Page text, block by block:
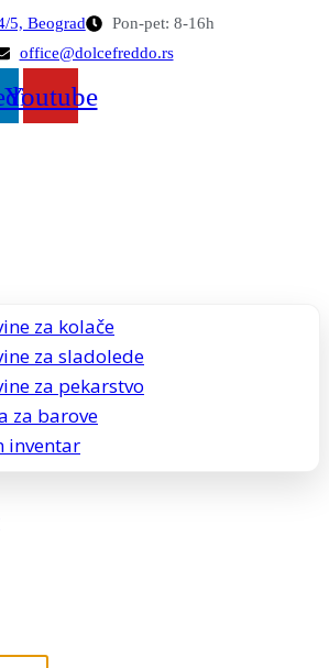
5, Beograd
Pon-pet: 8-16h
office@dolcefreddo.rs
Youtube
za kolače
za sladolede
za pekarstvo
za barove
inventar